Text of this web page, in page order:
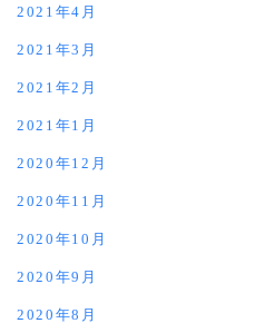
2021年4月
2021年3月
2021年2月
2021年1月
2020年12月
2020年11月
2020年10月
2020年9月
2020年8月